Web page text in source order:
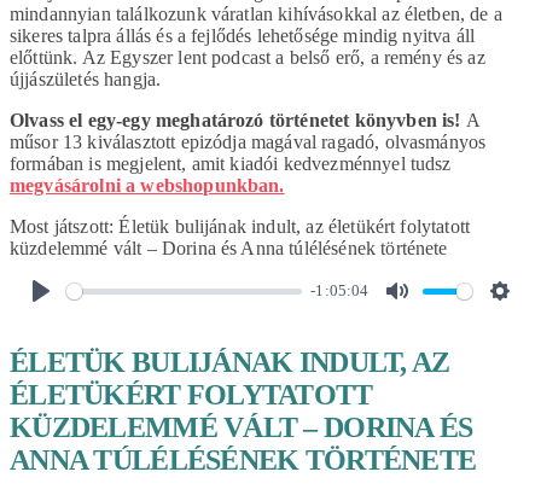
mindannyian találkozunk váratlan kihívásokkal az életben, de a
sikeres talpra állás és a fejlődés lehetősége mindig nyitva áll
előttünk. Az Egyszer lent podcast a belső erő, a remény és az
újjászületés hangja.
Olvass el egy-egy meghatározó történetet könyvben is! A
műsor 13 kiválasztott epizódja magával ragadó, olvasmányos
formában is megjelent, amit kiadói kedvezménnyel tudsz
megvásárolni a webshopunkban.
Most játszott:Életük bulijának indult, az életükért folytatott
küzdelemmé vált – Dorina és Anna túlélésének története
-1:05:04
ÉLETÜK BULIJÁNAK INDULT, AZ
ÉLETÜKÉRT FOLYTATOTT
KÜZDELEMMÉ VÁLT – DORINA ÉS
ANNA TÚLÉLÉSÉNEK TÖRTÉNETE